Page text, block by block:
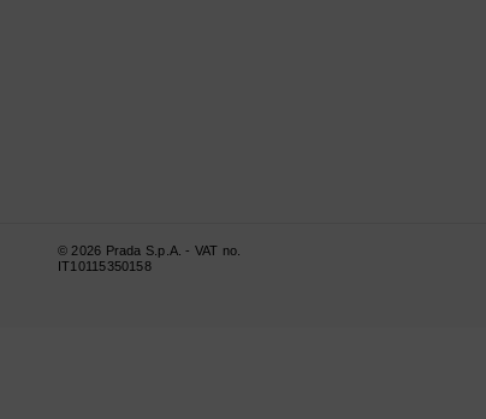
© 2026 Prada S.p.A. - VAT no.
IT10115350158